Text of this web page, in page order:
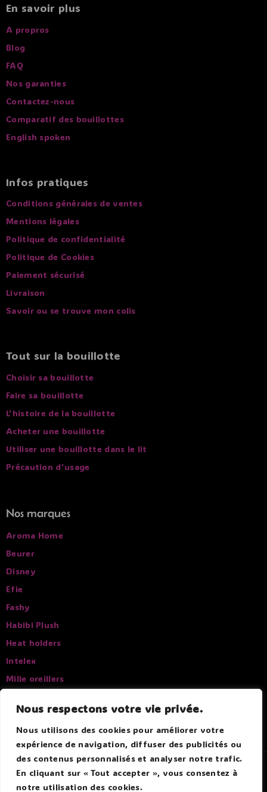
Nous respectons votre vie privée.
Nous utilisons des cookies pour améliorer votre
expérience de navigation, diffuser des publicités ou
des contenus personnalisés et analyser notre trafic.
En cliquant sur « Tout accepter », vous consentez à
notre utilisation des cookies.
En savoir plus
A propros
Blog
FAQ
Nos garanties
Contactez-nous
Comparatif des bouillottes
English spoken
Infos pratiques
Conditions générales de ventes
Mentions légales
Politique de confidentialité
Politique de Cookies
Paiement sécurisé
Livraison
Savoir ou se trouve mon colis
Tout sur la bouillotte
Choisir sa bouillotte
Faire sa bouillotte
L'histoire de la bouillotte
Acheter une bouillotte
Utiliser une bouillotte dans le lit
Précaution d'usage
Nos marques
Aroma Home
Beurer
Disney
Efie
Fashy
Habibi Plush
Heat holders
Intelex
Mille oreillers
Sissel
© 2026 Douce Bouillotte - Par Boitmobile - Agence web